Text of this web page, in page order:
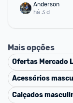
Anderson
há 3 d
Mais opções
Ofertas Mercado
Acessórios
Calçados